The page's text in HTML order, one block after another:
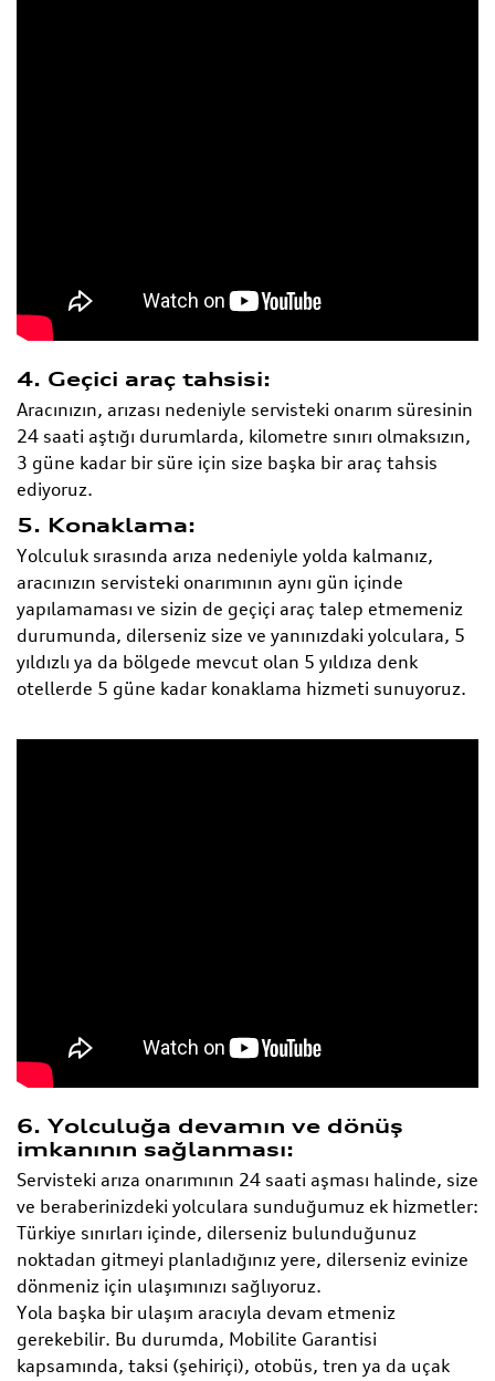
4. Geçici araç tahsisi:
Aracınızın, arızası nedeniyle servisteki onarım süresinin
24 saati aştığı durumlarda, kilometre sınırı olmaksızın,
3 güne kadar bir süre için size başka bir araç tahsis
ediyoruz.
5. Konaklama:
Yolculuk sırasında arıza nedeniyle yolda kalmanız,
aracınızın servisteki onarımının aynı gün içinde
yapılamaması ve sizin de geçiçi araç talep etmemeniz
durumunda, dilerseniz size ve yanınızdaki yolculara, 5
yıldızlı ya da bölgede mevcut olan 5 yıldıza denk
otellerde 5 güne kadar konaklama hizmeti sunuyoruz.
6. Yolculuğa devamın ve dönüş
imkanının sağlanması:
Servisteki arıza onarımının 24 saati aşması halinde, size
ve beraberinizdeki yolculara sunduğumuz ek hizmetler:
Türkiye sınırları içinde, dilerseniz bulunduğunuz
noktadan gitmeyi planladığınız yere, dilerseniz evinize
dönmeniz için ulaşımınızı sağlıyoruz.
Yola başka bir ulaşım aracıyla devam etmeniz
gerekebilir. Bu durumda, Mobilite Garantisi
kapsamında, taksi (şehiriçi), otobüs, tren ya da uçak